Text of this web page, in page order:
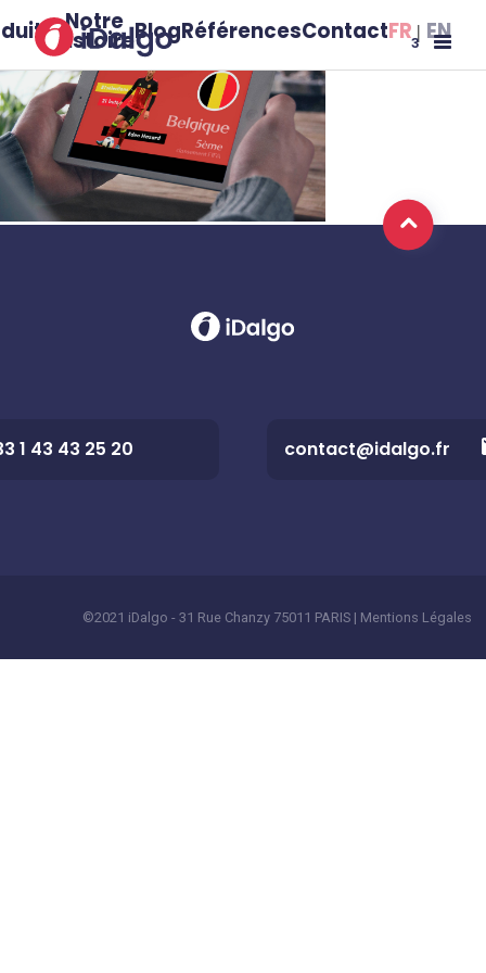
3
Notre
histoireBlogRéférencesContactFR EN
1 43 43 25 20 contact@idalgo.fr
©2021 iDalgo - 31 Rue Chanzy 75011 PARIS | Mentions Légales